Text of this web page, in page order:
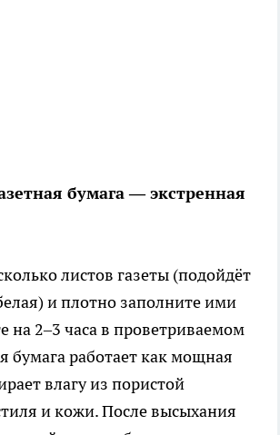
бумага — экстренная
листов газеты (подойдёт
и плотно заполните ими
на 2–3 часа в проветриваемом
бумага работает как мощная
влагу из пористой
и кожи. После высыхания